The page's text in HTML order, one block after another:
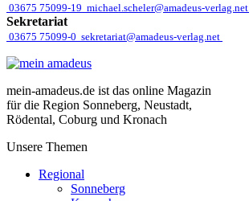
03675 75099-19 michael.scheler@amadeus-verlag.net
Sekretariat
03675 75099-0 sekretariat@amadeus-verlag.net
mein-amadeus.de ist das online Magazin
für die Region Sonneberg, Neustadt,
Rödental, Coburg und Kronach
Unsere Themen
Regional
Sonneberg